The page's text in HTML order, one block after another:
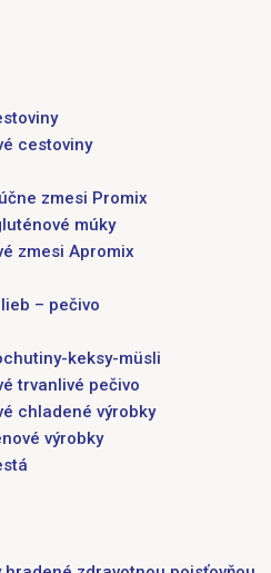
cestoviny
zmesi Promix
múky
zmesi Apromix
– pečivo
keksy-müsli
trvanlivé pečivo
chladené výrobky
výrobky